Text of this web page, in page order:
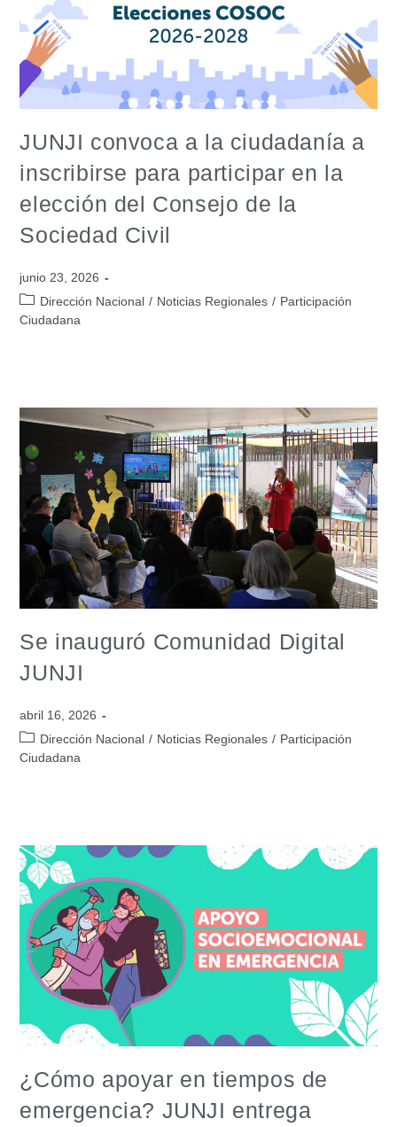
JUNJI convoca a la ciudadanía a
inscribirse para participar en la
elección del Consejo de la
Sociedad Civil
junio 23, 2026
Dirección Nacional / Noticias Regionales / Participación
Ciudadana
Se inauguró Comunidad Digital
JUNJI
abril 16, 2026
Dirección Nacional / Noticias Regionales / Participación
Ciudadana
¿Cómo apoyar en tiempos de
emergencia? JUNJI entrega